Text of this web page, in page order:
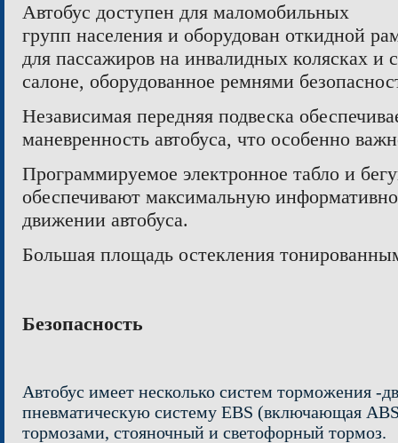
Автобус доступен для маломобильных
групп населения и оборудован откидной
для пассажиров на инвалидных колясках и
салоне, оборудованное ремнями
Независимая передняя подвеска
маневренность автобуса, что особенно
Программируемое электронное табло и
обеспечивают максимальную
движении автобуса.
Большая площадь остекления
Безопасность
Автобус имеет несколько систем торможения -
пневматическую систему EBS (включающая
тормозами, стояночный и светофорный тормоз.